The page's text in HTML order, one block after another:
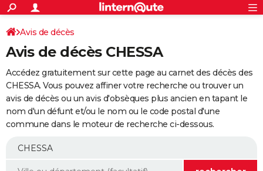
ACTUALITÉS
Politique
Société
Faits Divers
Education
Monde
Villes
+
SPORT
Coupe du monde 2026
Football
Tennis
Cyclisme
Rugby
Forum
Programme TV
TNT
Streaming
Cinéma
Sorties cinéma
Musique
+
FINANCE
Retraite
Epargne
Immobilier
Risques naturels par ville
Banque
Assurance
AUTO
Essais
Réserver un essai
Citadines
Berlines
SUV
Forum auto
+
Mobiles
Meilleur smartphone
Internet
Ordinateurs
Jeux vidéo
Guide high-tech
Avis de décès
Avis de décès CHESSA
Accédez gratuitement sur cette page au carnet des décès des
CHESSA. Vous pouvez affiner votre recherche ou trouver un
avis de décès ou un avis d'obsèques plus ancien en tapant le
nom d'un défunt et/ou le nom ou le code postal d'une
commune dans le moteur de recherche ci-dessous.